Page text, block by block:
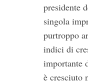
presidente
singola
purtroppo
indici di
importante
è cresciuto